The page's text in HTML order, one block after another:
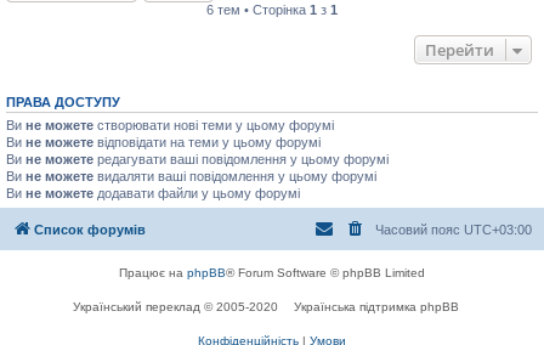
6 тем • Сторінка 1 з 1
Перейти
ПРАВА ДОСТУПУ
Ви не можете створювати нові теми у цьому форумі
Ви не можете відповідати на теми у цьому форумі
Ви не можете редагувати ваші повідомлення у цьому форумі
Ви не можете видаляти ваші повідомлення у цьому форумі
Ви не можете додавати файли у цьому форумі
Список форумів Часовий пояс UTC+03:00
Працює на phpBB® Forum Software © phpBB Limited
Український переклад © 2005-2020 Українська підтримка phpBB
Конфіденційність | Умови